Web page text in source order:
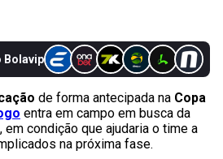
de forma antecipada na Copa
entra em campo em busca da
em condição que ajudaria o time a
na próxima fase.